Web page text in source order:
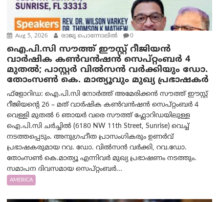
Aug 5, 2026 രാജു പൊന്നോലിൽ 0
ഐ.പി.സി സൗത്ത് ഈസ്റ്റ് റീജിയൻ
വാർഷിക കൺവൻഷൻ സെപ്റ്റംബർ 4
മുതൽ; പാസ്റ്റർ വിൽസൻ വർക്കിയും ഡോ.
തോംസൺ കെ. മാത്യൂവും മുഖ്യ പ്രഭാഷകർ
ഫ്ളോറിഡ: ഐ.പി.സി നോർത്ത് അമേരിക്കൻ സൗത്ത് ഈസ്റ്റ്
റീജിയന്റെ 26 – മത് വാർഷിക കൺവൻഷൻ സെപ്റ്റംബർ 4
വെള്ളി മുതൽ 6 ഞായർ വരെ സൗത്ത് ഫ്ലോറിഡയിലുള്ള
ഐ.പി.സി ചർച്ചിൽ (6180 NW 11th Street, Sunrise) വെച്ച്
നടത്തപ്പെടും. അനുഗ്രഹീത പ്രാസംഗികരും ഉണർവ്
പ്രഭാഷകരുമായ റവ. ഡോ. വിൽസൻ വർക്കി, റവ.ഡോ.
തോംസൺ കെ.മാത്യൂ എന്നിവർ മുഖ്യ പ്രഭാഷണം നടത്തും.
സമാപന ദിവസമായ സെപ്റ്റംബർ...
AMERICA